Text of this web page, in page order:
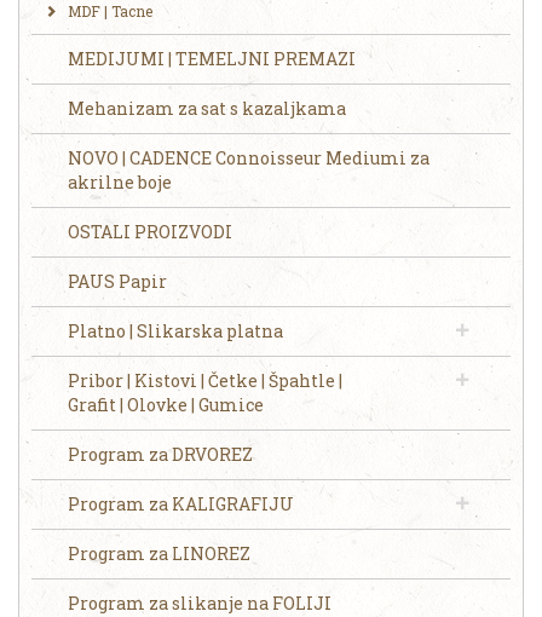
MDF | Tacne
MEDIJUMI | TEMELJNI PREMAZI
Mehanizam za sat s kazaljkama
NOVO | CADENCE Connoisseur Mediumi za
akrilne boje
OSTALI PROIZVODI
PAUS Papir
Platno | Slikarska platna
Pribor | Kistovi | Četke | Špahtle |
Grafit | Olovke | Gumice
Program za DRVOREZ
Program za KALIGRAFIJU
Program za LINOREZ
Program za slikanje na FOLIJI